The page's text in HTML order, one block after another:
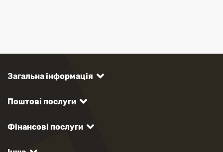
Загальна інформація
Поштові послуги
Фінансові послуги